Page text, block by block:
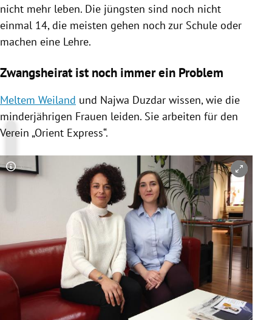
nicht mehr leben. Die jüngsten sind noch nicht
einmal 14, die meisten gehen noch zur Schule oder
machen eine Lehre.
Zwangsheirat ist noch immer ein Problem
Meltem Weiland und Najwa Duzdar wissen, wie die
minderjährigen Frauen leiden. Sie arbeiten für den
Verein „Orient Express“.
Copyright-Hinweis öffnen/schließen